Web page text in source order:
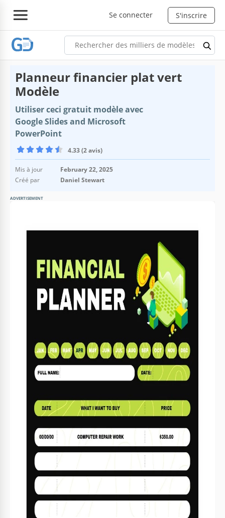
Se connecter S'inscrire
Planneur financier plat vert
Modèle
Utiliser ceci gratuit modèle avec
Google Slides and Microsoft
PowerPoint
4.33 (2 avis)
Mis à jour
February 22, 2025
Créé par
Daniel Stewart
ADVERTISEMENT